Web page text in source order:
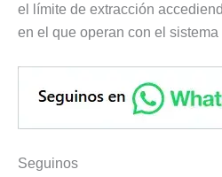
el límite de extracción
en el que operan con el
Seguinos